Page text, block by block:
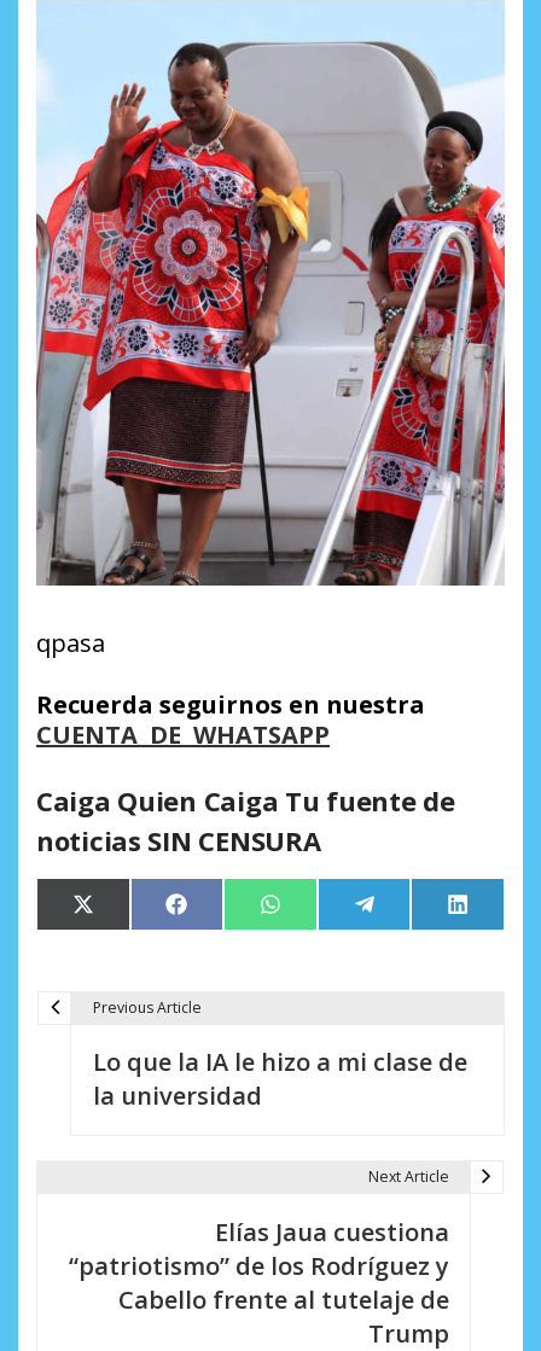
qpasa
Recuerda seguirnos en nuestra
CUENTA DE WHATSAPP
Caiga Quien Caiga Tu fuente de
noticias SIN CENSURA
Compartir
en
X
(Twitter)
Compartir
en
Facebook Compartir
en
WhatsApp Compartir
en
Telegram
en
LinkedIn
Previous Article
Lo que la IA le hizo a mi clase de
la universidad
Next Article
Elías Jaua cuestiona
“patriotismo” de los Rodríguez y
Cabello frente al tutelaje de
Trump